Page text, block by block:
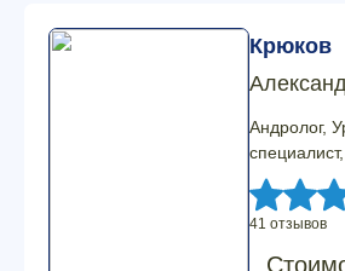
Крюков
Андролог,
41 отзывов